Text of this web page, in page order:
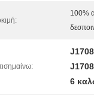
100%
6